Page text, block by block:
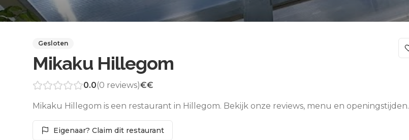
Gesloten
Mikaku Hillegom
0.0(0 reviews)€€
Mikaku Hillegom is een restaurant in Hillegom. Bekijk onze reviews, menu en openingstijden.
Eigenaar? Claim dit restaurant